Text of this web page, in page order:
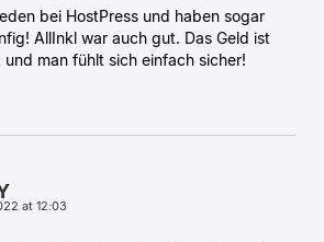
bei HostPress und haben sogar
AllInkl war auch gut. Das Geld ist
man fühlt sich einfach sicher!
at 12:03